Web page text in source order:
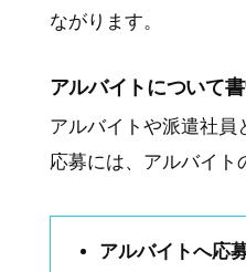
ながります。
アルバイトについて
アルバイトや派遣社員
応募には、アルバイト
アルバイトへ応